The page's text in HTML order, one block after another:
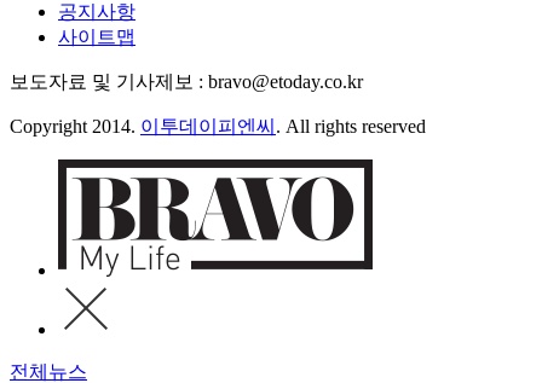
공지사항
사이트맵
보도자료 및 기사제보 : bravo@etoday.co.kr
Copyright 2014. 이투데이피엔씨 . All rights reserved
전체뉴스